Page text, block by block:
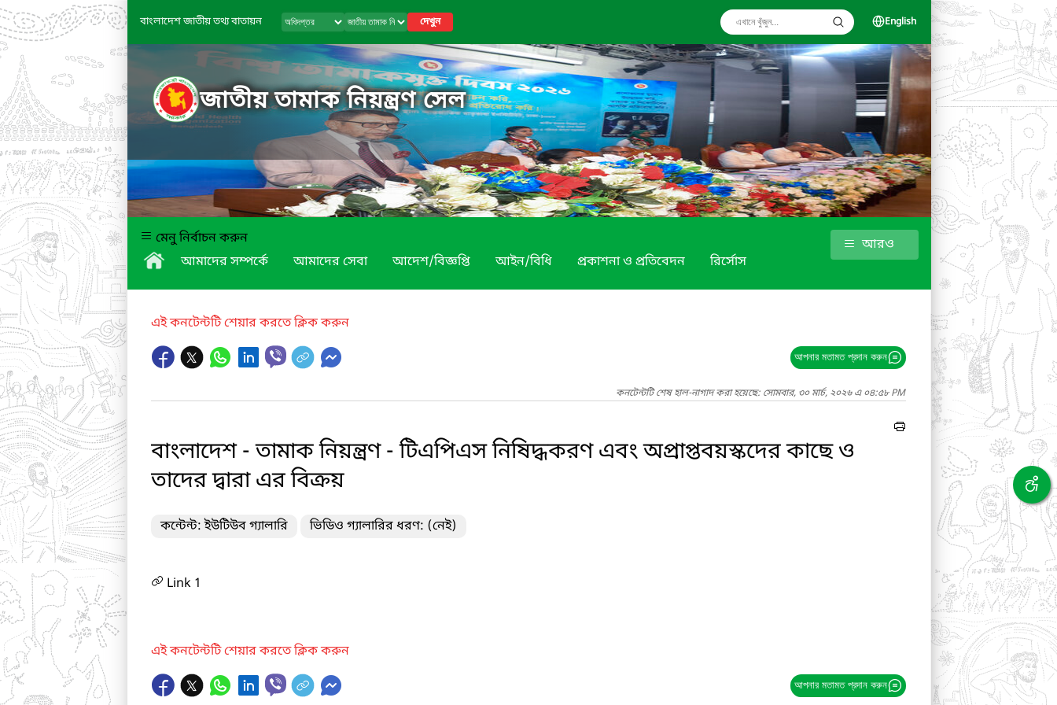
বাংলাদেশ জাতীয় তথ্য বাতায়ন দেখুন English
জাতীয় তামাক নিয়ন্ত্রণ সেল
মেনু নির্বাচন করুন
আমাদের সম্পর্কে
আমাদের সেবা আদেশ/বিজ্ঞপ্তি আইন/বিধি প্রকাশনা ও প্রতিবেদন রির্সোস
আরও
এই কনটেন্টটি শেয়ার করতে ক্লিক করুন
আপনার মতামত প্রদান করুন
কনটেন্টটি শেষ হাল-নাগাদ করা হয়েছে: সোমবার, ৩০ মার্চ, ২০২৬ এ ০৪:৫৮ PM
বাংলাদেশ - তামাক নিয়ন্ত্রণ - টিএপিএস নিষিদ্ধকরণ এবং অপ্রাপ্তবয়স্কদের কাছে ও
তাদের দ্বারা এর বিক্রয়
কন্টেন্ট: ইউটিউব গ্যালারি ভিডিও গ্যালারির ধরণ: (নেই)
Link 1
এই কনটেন্টটি শেয়ার করতে ক্লিক করুন
আপনার মতামত প্রদান করুন